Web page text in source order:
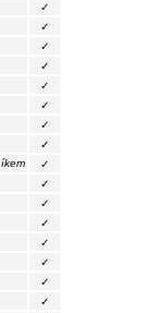
✓
✓
✓
✓
✓
✓
✓
✓
✓
✓
✓
✓
✓
✓
✓
✓